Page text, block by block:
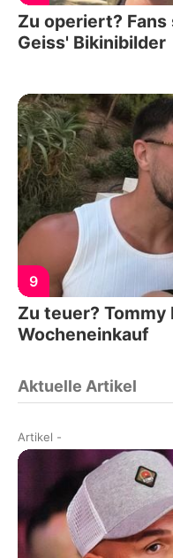
Zu operiert?
Geiss' Bikinibilder
9
Zu teuer?
Wocheneinkauf
Aktuelle Artikel
Artikel -